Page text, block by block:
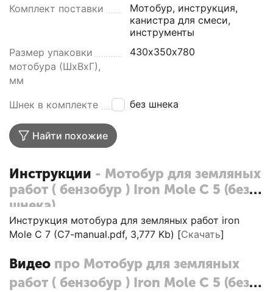
Комплект поставки
Мотобур, инструкция,
канистра для смеси,
инструменты
Размер упаковки
мотобура (ШxВxГ),
мм
430х350х780
Шнек в комплекте без шнека
Найти похожие
Инструкции - Мотобур для земляных
работ ( бензобур ) Iron Mole C 5 (без
шнека)
Инструкция мотобура для земляных работ iron
Mole C 7 (C7-manual.pdf, 3,777 Kb) [Скачать]
Видео про Мотобур для земляных
работ ( бензобур ) Iron Mole C 5 (без